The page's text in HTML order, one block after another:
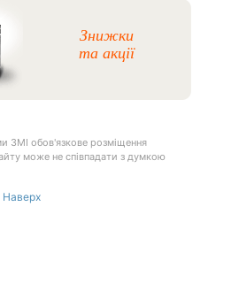
Знижки
та акції
ЗМІ обов'язкове розміщення
може не співпадати з думкою
Наверх